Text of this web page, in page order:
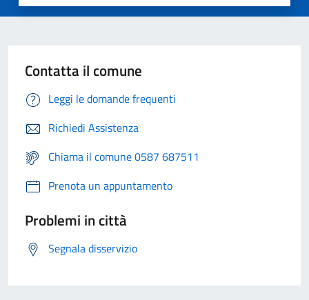
Contatta il comune
Leggi le domande frequenti
Richiedi Assistenza
Chiama il comune 0587 687511
Prenota un appuntamento
Problemi in città
Segnala disservizio